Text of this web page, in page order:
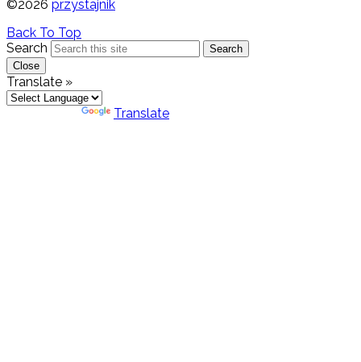
©2026 przystajnik
Back To Top
Search
Search
Close
Translate »
Translate